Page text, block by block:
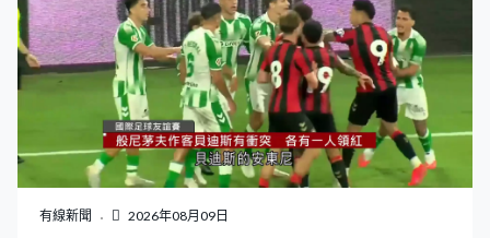
有線新聞 2026年08月09日